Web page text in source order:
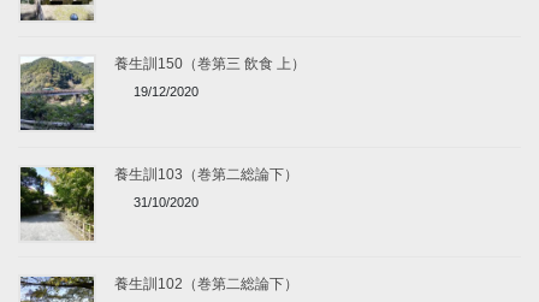
養生訓150（巻第三 飲食 上）
19/12/2020
養生訓103（巻第二総論下）
31/10/2020
養生訓102（巻第二総論下）